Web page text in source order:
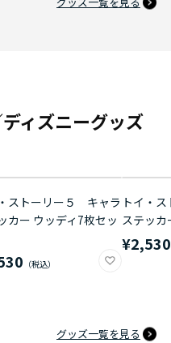
ィズニーグッズ
ストーリー５ キャラ
カー ウッディ7枚セッ
トイ・
ステッカ
¥2,530
グッズ一覧を見る